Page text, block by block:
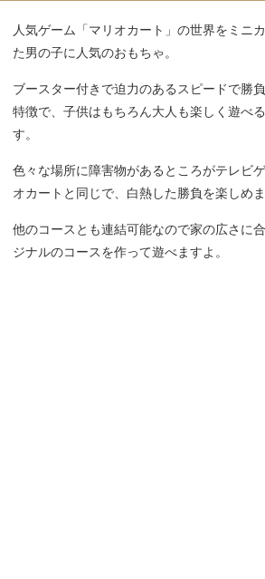
人気ゲーム「マリオカート」の世界をミニ
た男の子に人気のおもちゃ。
ブースター付きで迫力のあるスピードで勝
特徴で、子供はもちろん大人も楽しく遊べ
す。
色々な場所に障害物があるところがテレビ
オカートと同じで、白熱した勝負を楽しめま
他のコースとも連結可能なので家の広さに
ジナルのコースを作って遊べますよ。